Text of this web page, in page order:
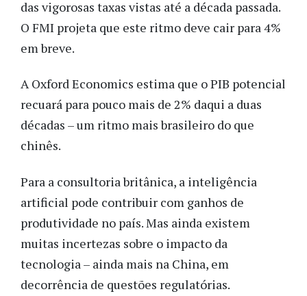
das vigorosas taxas vistas até a década passada.
O FMI projeta que este ritmo deve cair para 4%
em breve.
A Oxford Economics estima que o PIB potencial
recuará para pouco mais de 2% daqui a duas
décadas – um ritmo mais brasileiro do que
chinês.
Para a consultoria britânica, a inteligência
artificial pode contribuir com ganhos de
produtividade no país. Mas ainda existem
muitas incertezas sobre o impacto da
tecnologia – ainda mais na China, em
decorrência de questões regulatórias.